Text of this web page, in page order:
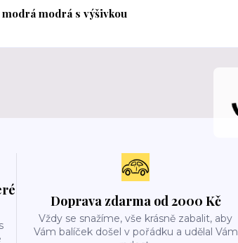
modrá s výšivkou
Doprava zdarma od 2000 Kč
Vždy se snažíme, vše krásně zabalit, aby
Vám balíček došel v pořádku a udělal Vám